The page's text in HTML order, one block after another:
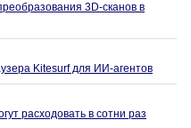
3D-сканов в
Kitesurf для ИИ-агентов
расходовать в сотни раз